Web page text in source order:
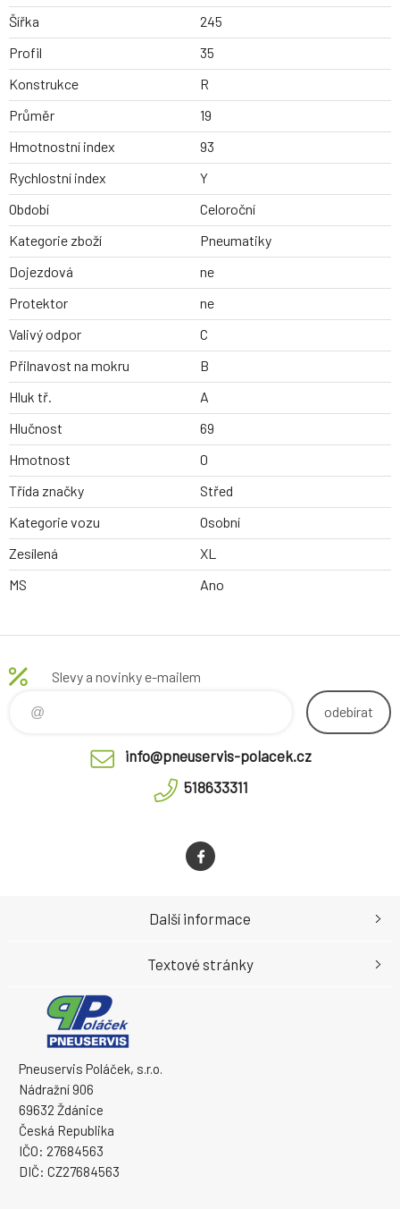
Šířka
245
Profil
35
Konstrukce
R
Průměr
19
Hmotnostní index
93
Rychlostní index
Y
Období
Celoroční
Kategorie zboží
Pneumatiky
Dojezdová
ne
Protektor
ne
Valivý odpor
C
Přilnavost na mokru
B
Hluk tř.
A
Hlučnost
69
Hmotnost
0
Třída značky
Střed
Kategorie vozu
Osobní
Zesílená
XL
MS
Ano
Slevy a novinky e-mailem
odebírat
info@pneuservis-polacek.cz
518633311
Pneuservis Poláček, s.r.o.
Nádražní 906
69632 Ždánice
Česká Republika
IČO: 27684563
DIČ: CZ27684563
Další informace
Textové stránky